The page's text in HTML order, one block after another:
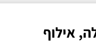
אילוף